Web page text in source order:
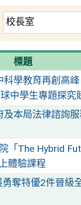
標題
科學教育再創高
中學生專題探究
及本局法律諮詢
「The Hybrid
體驗課程
奪特優2件晉級